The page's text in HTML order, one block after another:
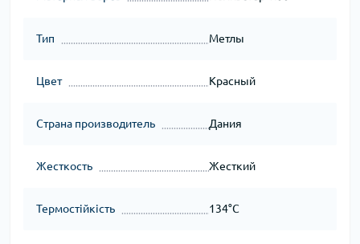
Тип Метлы
Цвет Красный
Страна производитель Дания
Жесткость Жесткий
Термостійкість 134°C